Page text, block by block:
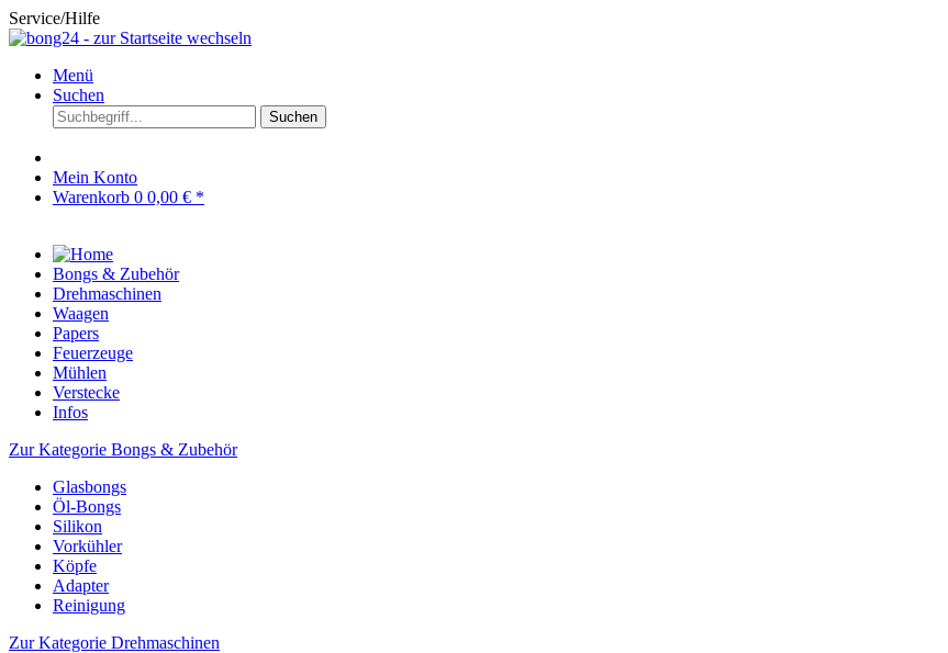
Service/Hilfe
Menü
Suchen
Suchen
Mein Konto
Warenkorb 0 0,00 € *
Bongs & Zubehör
Drehmaschinen
Waagen
Papers
Feuerzeuge
Mühlen
Verstecke
Infos
Zur Kategorie Bongs & Zubehör
Glasbongs
Öl-Bongs
Silikon
Vorkühler
Köpfe
Adapter
Reinigung
Zur Kategorie Drehmaschinen